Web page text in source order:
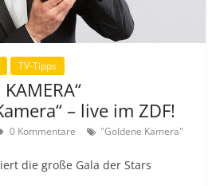
TV-Tipps
– live im ZDF!
0 Kommentare "Goldene Kamera"
die große Gala der Stars